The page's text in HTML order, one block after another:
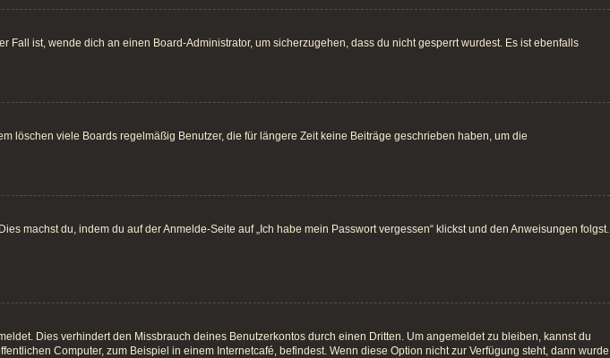
ist, wende dich an einen Board-Administrator, um sicherzugehen, dass du nicht gesperrt wurdest. Es ist ebenfalls
löschen viele Boards regelmäßig Benutzer, die für längere Zeit keine Beiträge geschrieben haben, um die
machst du, indem du auf der Anmelde-Seite auf „Ich habe mein Passwort vergessen“ klickst und den Anweisungen folgst.
Dies verhindert den Missbrauch deines Benutzerkontos durch einen Dritten. Um angemeldet zu bleiben, kannst du
Computer, zum Beispiel in einem Internetcafé, befindest. Wenn diese Option nicht zur Verfügung steht, dann wurde